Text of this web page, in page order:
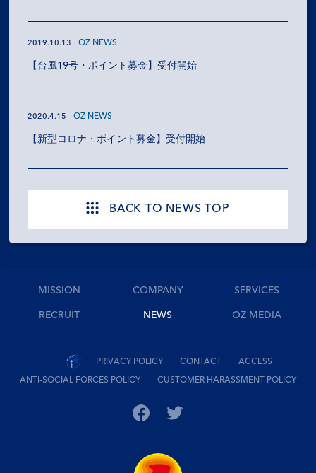
2019.10.13 OZ NEWS
【台風19号・ポイント募金】受付開始
2020.4.15 OZ NEWS
【新型コロナ・ポイント募金】受付開始
BACK TO NEWS TOP
MISSION COMPANY SERVICES
RECRUIT NEWS OZ MEDIA
PRIVACY POLICY CONTACT ACCESS
ANTI-SOCIAL FORCES POLICY CUSTOMER HARASSMENT POLICY